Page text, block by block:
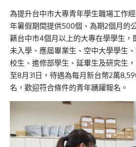
為提升台中市大專青年學生職場工作
年暑假期間提供500個、為期2個月的
籍台中市4個月以上的大專在學學生，
未入學、應屆畢業生、空中大學學生
校生、進修部學生、延畢生及研究生
至8月31日，待遇為每月新台幣2萬
名，歡迎符合條件的青年踴躍報名。